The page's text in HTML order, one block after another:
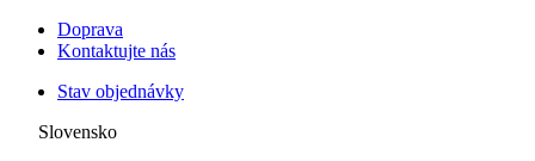
Doprava
Kontaktujte nás
Stav objednávky
Slovensko